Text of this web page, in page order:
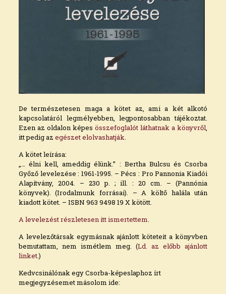
De természetesen maga a kötet az, ami a két alkotó
kapcsolatáról legmélyebben, legpontosabban tájékoztat.
Ezen az oldalon képesösszefoglalót láthatnak a könyvről,
itt pedig az egészet elolvashatják.
A kötet leírása:
„… élni kell, ameddig élünk.” : Bertha Bulcsu és Csorba
Győző levelezése : 1961-1995. – Pécs : Pro Pannonia Kiadói
Alapítvány, 2004. – 230 p. ; ill. : 20 cm. – (Pannónia
könyvek). (Irodalmunk forrásai). – A költő halála után
kiadott kötet. – ISBN 963 9498 19 X kötött.
A levelezést részletesen itt ismertettem.
A levelezőtársak egymásnak ajánlott köteteit a könyvben
bemutattam, nem ismétlem meg. (Ld. az előbb ajánlott
linket.)
Kedvcsinálónak egy Csorba-képeslaphoz írt
megjegyzésemet másolom ide: